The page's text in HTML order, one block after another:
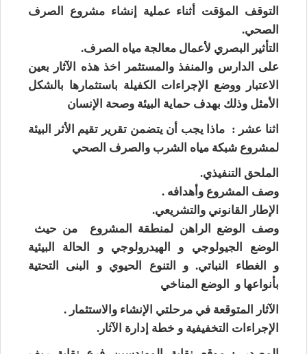
التوقف المؤقت أثناء عملية إنشاء مشروع الصرف
الصحي.
التأثير البصري لأعمال معالجة مياه الصرف.
على الدارس والمنفذ والمستثمر اخذ هذه الآثار بعين
الاعتبار ووضع الإجراءات الكفيلة باستثمارها بالشكل
الأمثل وذلك بهدف حماية البيئة وصحة الإنسان
اثنا عشر : ماذا يجب أن يتضمن تقرير تقيم الأثر البيئة
لمشروع شبكة مياه الشرب والصرف الصحي
الملحق التنفيذي.
وصف المشروع وأهدافه .
الإطار القانوني والتشريعي.
وصف الوضع الراهن لمنطقة المشروع من حيث
الوضع الجيولوجي و الهيدرولوجي و الحالة البيئية
و الغطاء النباتي. و التنوع الحيوي و البنى التحتية
بأنواعها و الوضع المناخي
الآثار المتوقعة في مرحلتي الإنشاء والاستثمار .
الإجراءات التخفيفية و خطة إدارة الآثار.